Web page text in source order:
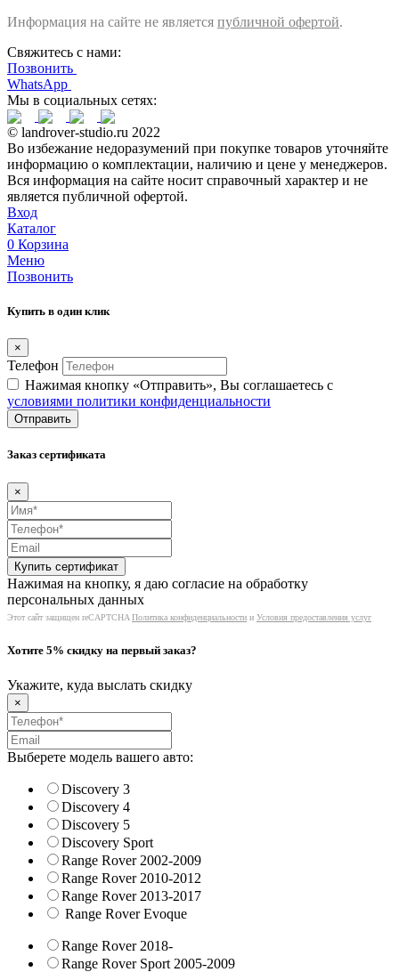
Информация на сайте не является публичной офертой.
Свяжитесь с нами:
Позвонить
WhatsApp
Мы в социальных сетях:
© landrover-studio.ru 2022
Во избежание недоразумений при покупке товаров уточняйте
информацию о комплектации, наличию и цене у менеджеров.
Вся информация на сайте носит справочный характер и не
является публичной офертой.
Вход
Каталог
0 Корзина
Меню
Позвонить
Купить в один клик
×
Телефон
Нажимая кнопку «Отправить», Вы соглашаетесь c
условиями политики конфиденциальности
Отправить
Заказ сертификата
×
Нажимая на кнопку, я даю согласие на обработку
персональных данных
Этот сайт защищен reCAPTCHA Политика конфиденциальности и Условия предоставления услуг
Хотите 5% скидку на первый заказ?
Укажите, куда выслать скидку
×
Выберете модель вашего авто:
Discovery 3
Discovery 4
Discovery 5
Discovery Sport
Range Rover 2002-2009
Range Rover 2010-2012
Range Rover 2013-2017
Range Rover Evoque
Range Rover 2018-
Range Rover Sport 2005-2009